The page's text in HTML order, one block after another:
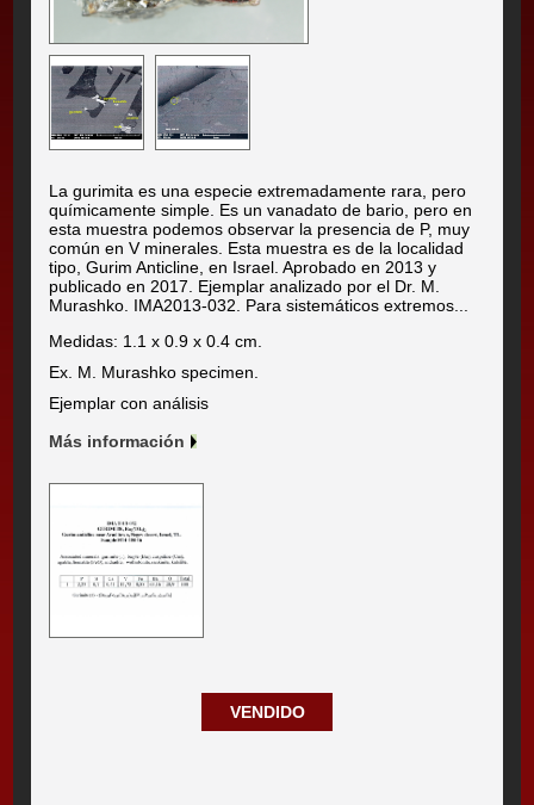
La gurimita es una especie extremadamente rara, pero
químicamente simple. Es un vanadato de bario, pero en
esta muestra podemos observar la presencia de P, muy
común en V minerales. Esta muestra es de la localidad
tipo, Gurim Anticline, en Israel. Aprobado en 2013 y
publicado en 2017. Ejemplar analizado por el Dr. M.
Murashko. IMA2013-032. Para sistemáticos extremos...
Medidas: 1.1 x 0.9 x 0.4 cm.
Ex. M. Murashko specimen.
Ejemplar con análisis
Más información
VENDIDO